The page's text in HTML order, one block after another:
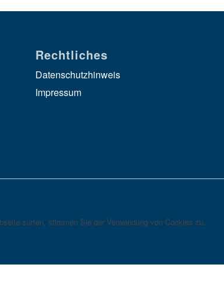
Rechtliches
Datenschutzhinweis
Impressum
surfen, stimmen Sie der Verwendung von Cookies zu.